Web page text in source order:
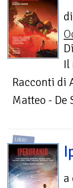
di
Il
Racconti di
Matteo - De
LIBRI
a